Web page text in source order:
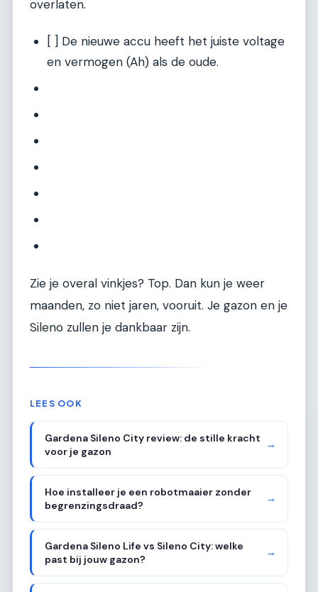
overlaten.
[ ] De nieuwe accu heeft het juiste voltage
en vermogen (Ah) als de oude.
Zie je overal vinkjes? Top. Dan kun je weer
maanden, zo niet jaren, vooruit. Je gazon en je
Sileno zullen je dankbaar zijn.
LEES OOK
Gardena Sileno City review: de stille kracht
voor je gazon
→
Hoe installeer je een robotmaaier zonder
begrenzingsdraad?
→
Gardena Sileno Life vs Sileno City: welke
past bij jouw gazon?
→